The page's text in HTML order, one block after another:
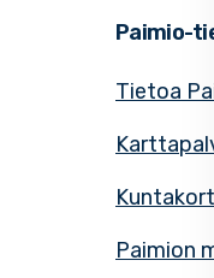
Paimio-
Tietoa
Paimion